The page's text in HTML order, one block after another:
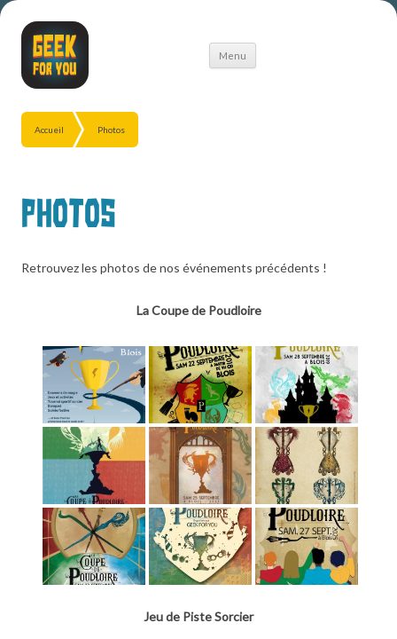
Menu
Aller
Accueil Photos
Photos
Retrouvez les photos de nos événements précédents !
La Coupe de Poudloire
Jeu de Piste Sorcier